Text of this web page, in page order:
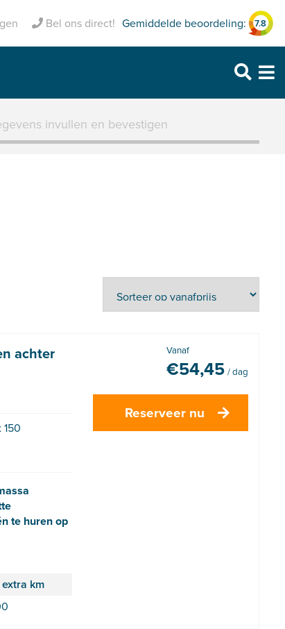
Inclusief pechhulp
Bel ons direct!
Purmerend: 0299 – 469 999
Gemiddelde beoordeling: 7.8
invullen en bevestigen
achter
te huren op
km
Vanaf
€54,45 / dag
Reserveer nu